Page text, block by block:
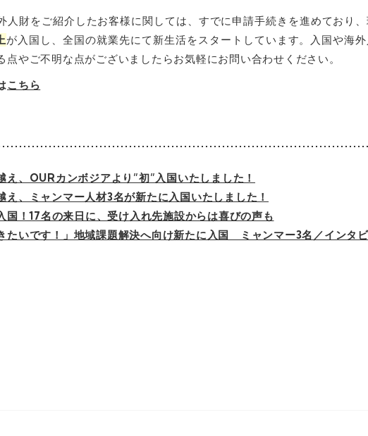
人財をご紹介したお客様に関しては、 すでに申請手続きを進めており
が入国し、全国の就業先にて新生活をスタートしています。入国や海
点やご不明な点がございましたらお気軽にお問い合わせください。
こちら
え、OURカンボジアより”初”入国いたしました！
え、ミャンマー人材3名が新たに入国いたしました！
国！17名の来日に、受け入れ先施設からは喜びの声も
たいです！」地域課題解決へ向け新たに入国 ミャンマー3名／インタ